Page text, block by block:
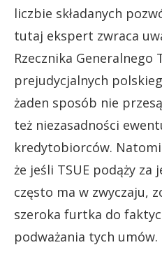
liczbie składanych
tutaj ekspert zwraca
Rzecznika Generalnego
prejudycjalnych
żaden sposób nie
też niezasadności
kredytobiorców.
że jeśli TSUE podąży za
często ma w zwyczaju,
szeroka furtka do
podważania tych umów.